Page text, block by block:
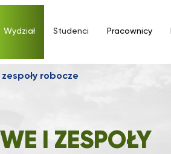
Wydział Studenci Pracownicy
zespoły robocze
I ZESPOŁY